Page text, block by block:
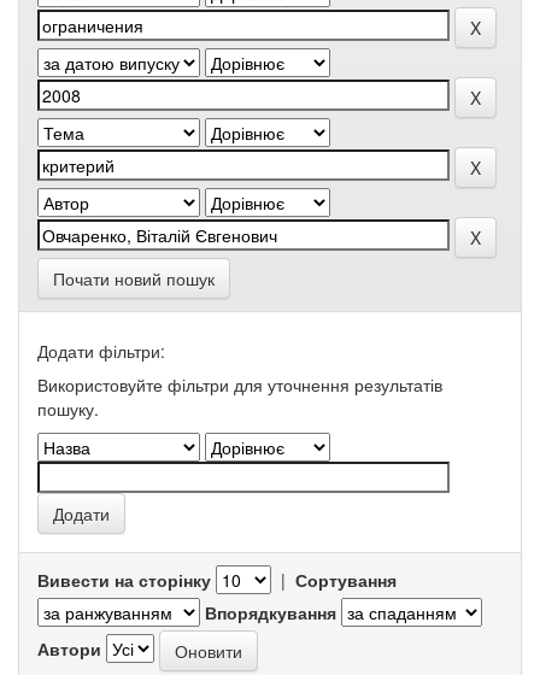
Почати новий пошук
Додати фільтри:
Використовуйте фільтри для уточнення результатів
пошуку.
Вивести на сторінку | Сортування
Впорядкування
Автори